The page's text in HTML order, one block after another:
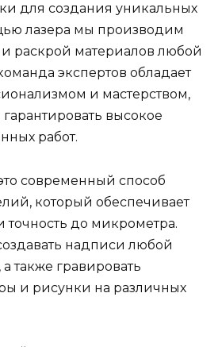
для создания уникальных
лазера мы производим
раскрой материалов любой
экспертов обладает
и мастерством,
высокое
работ.
современный способ
который обеспечивает
точность до микрометра.
надписи любой
также гравировать
и рисунки на различных